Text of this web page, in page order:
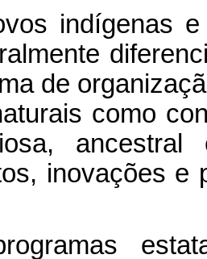
indígenas
de
como
inovações e